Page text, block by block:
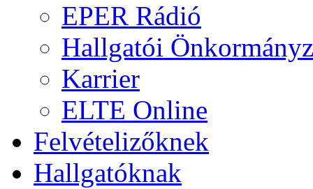
EPER Rádió
Hallgatói
Karrier
ELTE Online
Felvételizőknek
Hallgatóknak